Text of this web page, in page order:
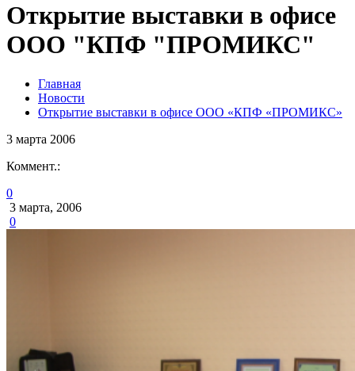
Открытие выставки в офисе
ООО "КПФ "ПРОМИКС"
Главная
Новости
Открытие выставки в офисе ООО «КПФ «ПРОМИКС»
3 марта 2006
Коммент.:
0
3 марта, 2006
0